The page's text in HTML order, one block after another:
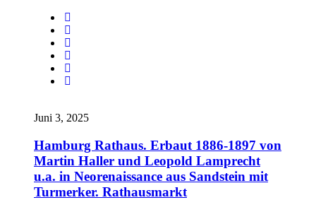
Juni 3, 2025
Hamburg Rathaus. Erbaut 1886-1897 von
Martin Haller und Leopold Lamprecht
u.a. in Neorenaissance aus Sandstein mit
Turmerker. Rathausmarkt